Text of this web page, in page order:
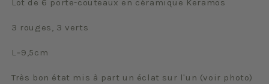
Lot de 6 porte-couteaux en céramique Keramos
3 rouges, 3 verts
L=9,5cm
Très bon état mis à part un éclat sur l'un (voir photo)